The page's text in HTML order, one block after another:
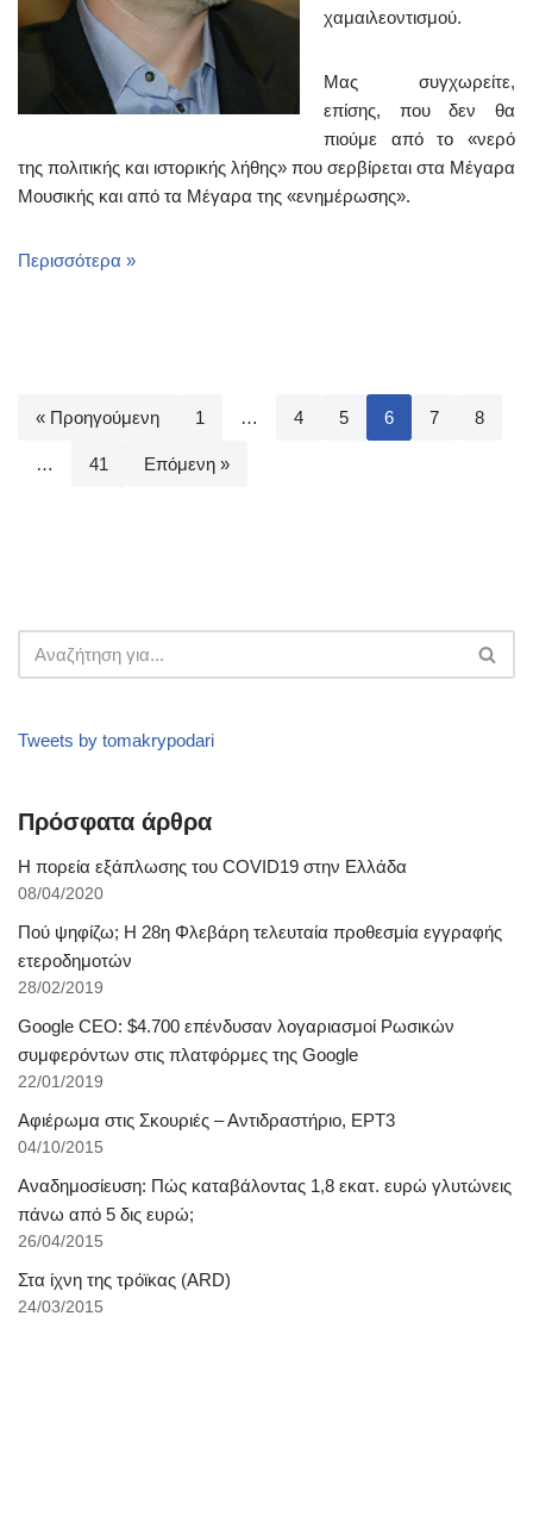
χαμαιλεοντισμού.
Μας συγχωρείτε,
επίσης, που δεν θα
πιούμε από το «νερό
της πολιτικής και ιστορικής λήθης» που σερβίρεται στα Μέγαρα
Μουσικής και από τα Μέγαρα της «ενημέρωσης».
Περισσότερα »
« Προηγούμενη 1 … 4 5 6 7 8
… 41 Επόμενη »
Tweets by tomakrypodari
Πρόσφατα άρθρα
Η πορεία εξάπλωσης του COVID19 στην Ελλάδα
08/04/2020
Πού ψηφίζω; Η 28η Φλεβάρη τελευταία προθεσμία εγγραφής
ετεροδημοτών
28/02/2019
Google CEO: $4.700 επένδυσαν λογαριασμοί Ρωσικών
συμφερόντων στις πλατφόρμες της Google
22/01/2019
Αφιέρωμα στις Σκουριές – Αντιδραστήριο, ΕΡΤ3
04/10/2015
Αναδημοσίευση: Πώς καταβάλοντας 1,8 εκατ. ευρώ γλυτώνεις
πάνω από 5 δις ευρώ;
26/04/2015
Στα ίχνη της τρόϊκας (ARD)
24/03/2015